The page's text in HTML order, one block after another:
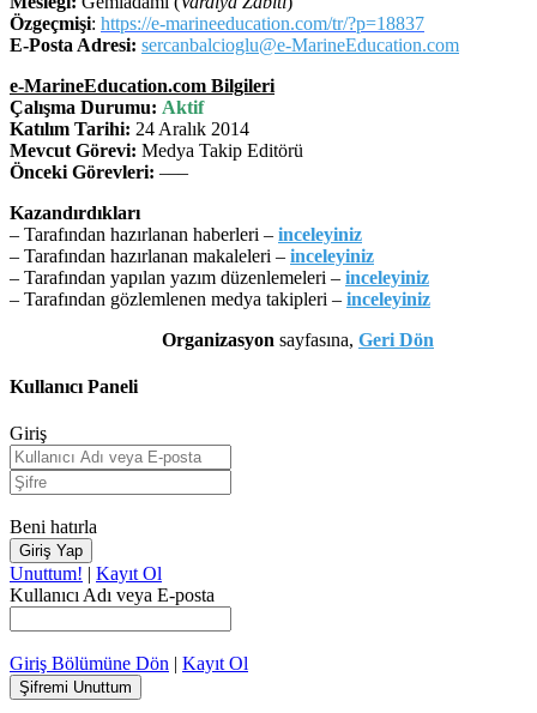
Özgeçmişi: https://e-marineeducation.com/tr/?p=18837
E-Posta Adresi: sercanbalcioglu@e-MarineEducation.com
e-MarineEducation.com Bilgileri
Çalışma Durumu: Aktif
Katılım Tarihi: 24 Aralık 2014
Mevcut Görevi: Medya Takip Editörü
Önceki Görevleri: –––
Kazandırdıkları
– Tarafından hazırlanan haberleri – inceleyiniz
– Tarafından hazırlanan makaleleri – inceleyiniz
– Tarafından yapılan yazım düzenlemeleri – inceleyiniz
– Tarafından gözlemlenen medya takipleri – inceleyiniz
Organizasyon sayfasına, Geri Dön
Kullanıcı Paneli
Giriş
Beni hatırla
Unuttum! | Kayıt Ol
Kullanıcı Adı veya E-posta
Giriş Bölümüne Dön | Kayıt Ol